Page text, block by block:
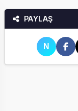
PAYLAŞ
N